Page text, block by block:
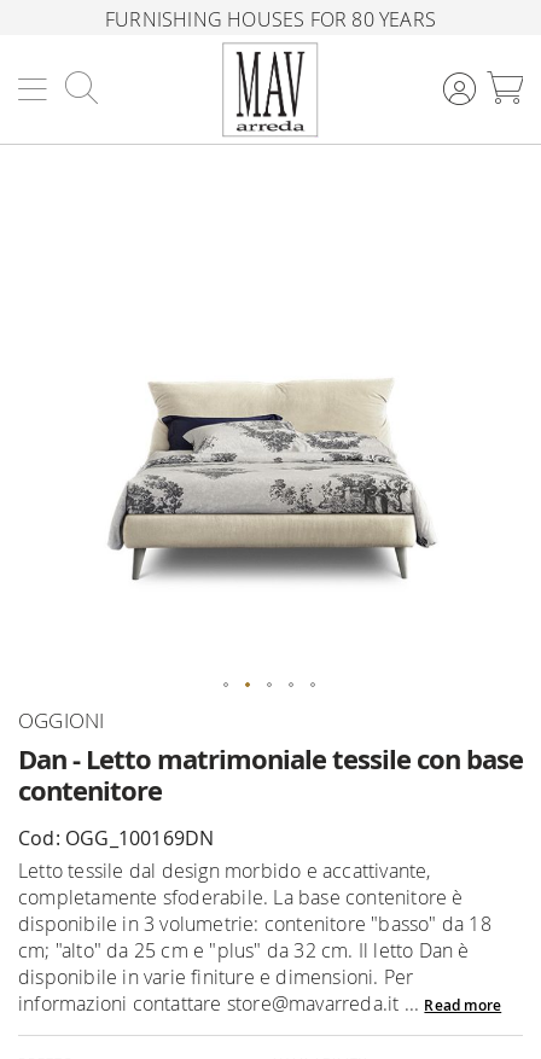
FURNISHING HOUSES FOR 80 YEARS
Dan - Letto matrimoniale tessile con base
contenitore
OGGIONI
Cod: OGG_100169DN
Letto tessile dal design morbido e accattivante,
completamente sfoderabile. La base contenitore è
disponibile in 3 volumetrie: contenitore "basso" da 18
cm; "alto" da 25 cm e "plus" da 32 cm. Il letto Dan è
disponibile in varie finiture e dimensioni. Per
informazioni contattare store@mavarreda.it ... Read more
Skip
the
beginning
the
images
gallery